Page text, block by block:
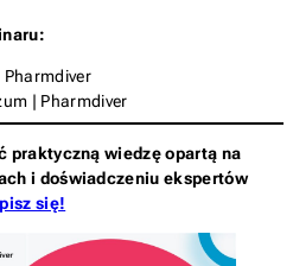
| Pharmdiver
praktyczną wiedzę opartą na
i doświadczeniu ekspertów
się!